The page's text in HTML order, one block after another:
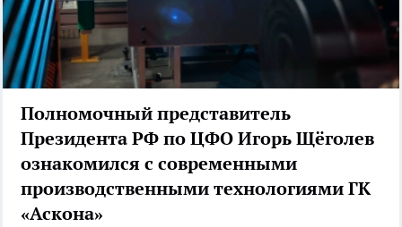
Полномочный представитель
Президента РФ по ЦФО Игорь Щёголев
ознакомился с современными
производственными технологиями ГК
«Аскона»